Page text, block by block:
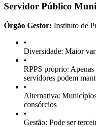
Servidor Público
Órgão Gestor: Instituto de
•
Diversidade: Maior
•
RPPS próprio:
servidores podem
•
Alternativa:
consórcios
•
Gestão: Pode ser